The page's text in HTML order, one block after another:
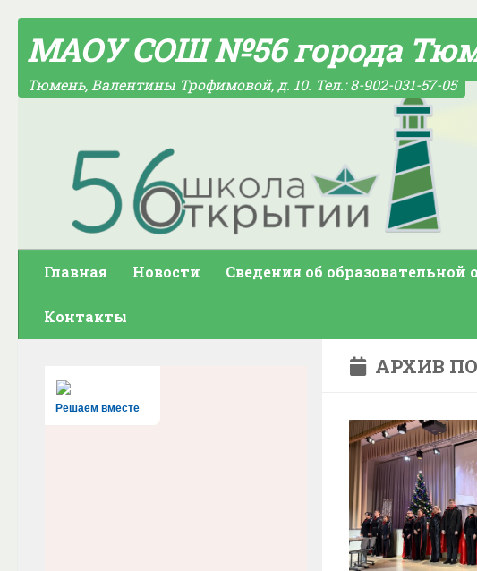
МАОУ СОШ №56 города
Тюмень, Валентины Трофимовой, д. 10. Тел.: 8-902-031-57-05
Главная Новости Сведения об образовательной
Контакты
АРХИВ
Решаем вместе